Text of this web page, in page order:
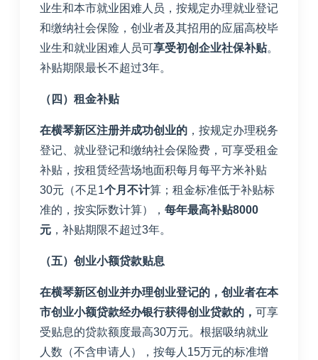
业生和本市就业困难人员，按规定办理就业登记
和缴纳社会保险，创业者及其招用的应届高校毕
业生和就业困难人员可享受初创企业社保补贴。
补贴期限最长不超过3年。
（四）租金补贴
在横琴新区注册并成功创业的 ，按规定办理税务
登记、就业登记和缴纳社会保险费，可享受租金
补贴，按租赁经营场地面积每月每平方米补贴
30元（不足1个月不计算；租金标准低于补贴标
准的，按实际数计算）， 每年最高补贴8000
元 ，补贴期限不超过3年。
（五）创业小额贷款贴息
在横琴新区创业并办理创业登记的，创业者在本
市创业小额贷款经办银行获得创业贷款的 ， 可享
受贴息的贷款额度最高30万元。根据吸纳就业
人数（不含申请人），按每人 15万元的标准增